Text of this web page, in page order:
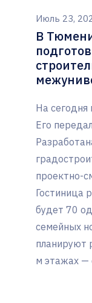
Июль 23,
В
На сегодня
Его
проектно-
Гостиница
будет 70
семейных
планируют
м этажах —